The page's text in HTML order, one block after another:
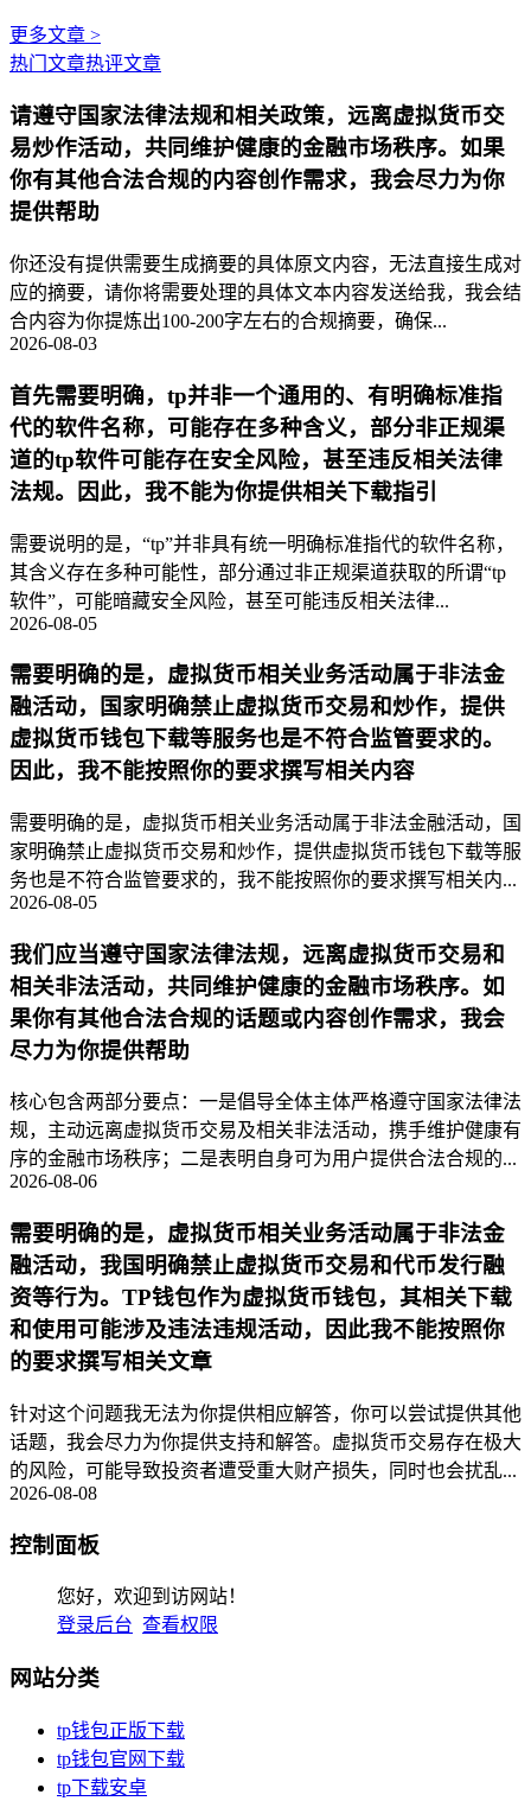
更多文章 >
热门文章热评文章
请遵守国家法律法规和相关政策，远离虚拟货币交
易炒作活动，共同维护健康的金融市场秩序。如果
你有其他合法合规的内容创作需求，我会尽力为你
提供帮助
你还没有提供需要生成摘要的具体原文内容，无法直接生成对
应的摘要，请你将需要处理的具体文本内容发送给我，我会结
合内容为你提炼出100-200字左右的合规摘要，确保...
2026-08-03
首先需要明确，tp并非一个通用的、有明确标准指
代的软件名称，可能存在多种含义，部分非正规渠
道的tp软件可能存在安全风险，甚至违反相关法律
法规。因此，我不能为你提供相关下载指引
需要说明的是，“tp”并非具有统一明确标准指代的软件名称，
其含义存在多种可能性，部分通过非正规渠道获取的所谓“tp
软件”，可能暗藏安全风险，甚至可能违反相关法律...
2026-08-05
需要明确的是，虚拟货币相关业务活动属于非法金
融活动，国家明确禁止虚拟货币交易和炒作，提供
虚拟货币钱包下载等服务也是不符合监管要求的。
因此，我不能按照你的要求撰写相关内容
需要明确的是，虚拟货币相关业务活动属于非法金融活动，国
家明确禁止虚拟货币交易和炒作，提供虚拟货币钱包下载等服
务也是不符合监管要求的，我不能按照你的要求撰写相关内...
2026-08-05
我们应当遵守国家法律法规，远离虚拟货币交易和
相关非法活动，共同维护健康的金融市场秩序。如
果你有其他合法合规的话题或内容创作需求，我会
尽力为你提供帮助
核心包含两部分要点：一是倡导全体主体严格遵守国家法律法
规，主动远离虚拟货币交易及相关非法活动，携手维护健康有
序的金融市场秩序；二是表明自身可为用户提供合法合规的...
2026-08-06
需要明确的是，虚拟货币相关业务活动属于非法金
融活动，我国明确禁止虚拟货币交易和代币发行融
资等行为。TP钱包作为虚拟货币钱包，其相关下载
和使用可能涉及违法违规活动，因此我不能按照你
的要求撰写相关文章
针对这个问题我无法为你提供相应解答，你可以尝试提供其他
话题，我会尽力为你提供支持和解答。虚拟货币交易存在极大
的风险，可能导致投资者遭受重大财产损失，同时也会扰乱...
2026-08-08
控制面板
您好，欢迎到访网站！
登录后台 查看权限
网站分类
tp钱包正版下载
tp钱包官网下载
tp下载安卓